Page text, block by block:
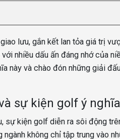
lưu, gắn kết lan tỏa giá trị
nhiều dấu ấn đáng nhớ của
này và chào đón những giải
sự kiện golf ý nghĩa
sự kiện golf diễn ra sôi động
không chỉ tập trung vào